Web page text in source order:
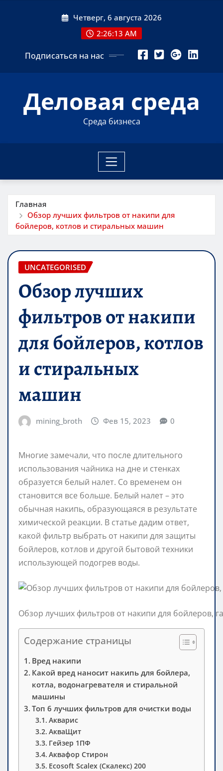
Четверг, 6 августа 2026
2:26:14 AM
Подписаться на нас
Деловая среда
Среда бизнеса
Главная
Обзор лучших фильтров от накипи для
бойлеров, котлов и стиральных машин
UNCATEGORISED
Обзор лучших
фильтров от накипи
для бойлеров, котлов
и стиральных
машин
mining_broth Фев 15, 2023 0
Многие замечали, что после длительного
использования чайника на дне и стенках
образуется белый налет. Со временем он
становится все больше. Белый налет – это
обычная накипь, образующаяся в результате
химической реакции. В статье дадим ответ,
какой фильтр выбрать от накипи для защиты
бойлеров, котлов и другой бытовой техники
использующей подогрев воды.
Обзор лучших фильтров от накипи для бойлеров,
Содержание страницы
Вред накипи
Какой вред наносит накипь для бойлера,
котла, водонагревателя и стиральной
машины
Топ 6 лучших фильтров для очистки воды
Акварис
АкваЩит
Гейзер 1ПФ
Аквафор Стирон
Ecosoft Scalex (Скалекс) 200